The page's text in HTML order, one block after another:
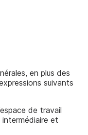
en plus des
suivants
de travail
et